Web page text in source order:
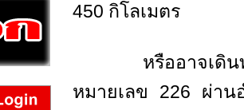
450 กิโลเมตร
หรืออาจเดินทาง
หมายเลข 226 ผ่าน